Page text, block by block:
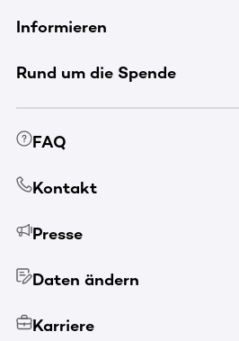
Informieren
Rund um die Spende
FAQ
Kontakt
Presse
Daten ändern
Karriere